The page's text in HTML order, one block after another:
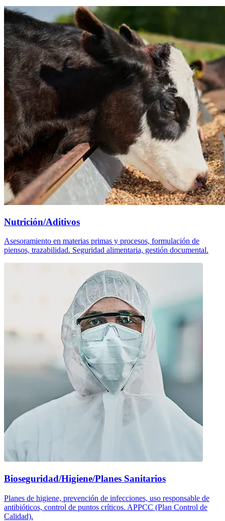
Nutrición/Aditivos
Asesoramiento en materias primas y procesos, formulación de
piensos, trazabilidad. Seguridad alimentaria, gestión documental.
Bioseguridad/Higiene/Planes Sanitarios
Planes de higiene, prevención de infecciones, uso responsable de
antibióticos, control de puntos críticos. APPCC (Plan Control de
Calidad).